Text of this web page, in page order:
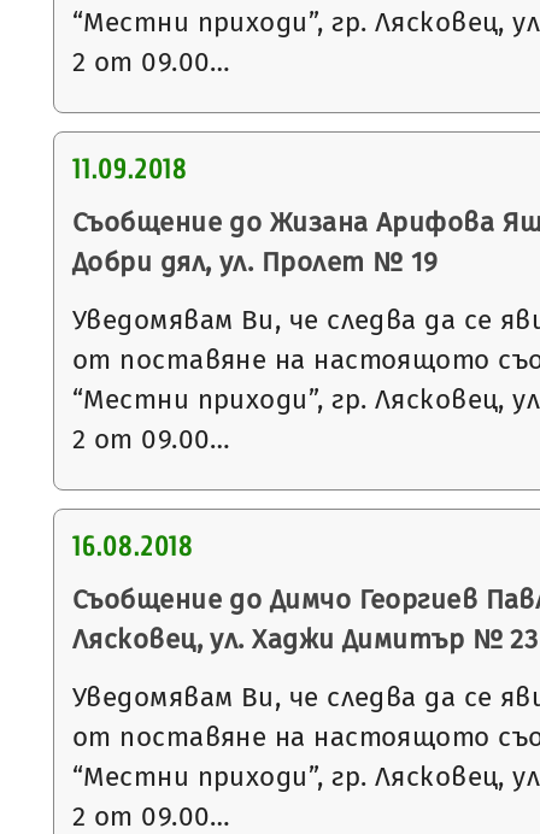
“Местни приходи”, гр. Лясковец,
2 от 09.00…
11.09.2018
Съобщение до Жизана Арифова
Добри дял, ул. Пролет № 19
Уведомявам Ви, че следва да се
от поставяне на настоящото
“Местни приходи”, гр. Лясковец,
2 от 09.00…
16.08.2018
Съобщение до Димчо Георгиев
Лясковец, ул. Хаджи Димитър № 23
Уведомявам Ви, че следва да се
от поставяне на настоящото
“Местни приходи”, гр. Лясковец,
2 от 09.00…